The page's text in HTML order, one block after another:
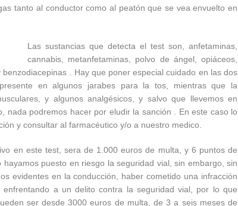
tanto al conductor como al peatón que se vea envuelto en
Las sustancias que detecta el test son, anfetaminas,
cannabis, metanfetaminas, polvo de ángel, opiáceos,
. Hay que poner especial cuidado en las dos
en algunos jarabes para la tos, mientras que la
y algunos analgésicos, y salvo que llevemos en
nada podremos hacer por eludir la sanción . En este caso lo
y consultar al farmacéutico y/o a nuestro medico.
en este test, sera de 1.000 euros de multa, y 6 puntos de
puesto en riesgo la seguridad vial, sin embargo, sin
evidentes en la conducción, haber cometido una infracción
a un delito contra la seguridad vial, por lo que
ser desde 3000 euros de multa, de 3 a seis meses de